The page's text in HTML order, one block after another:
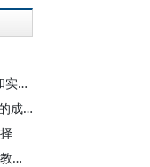
姜朝晖：教育“三大属性”的科学内涵和实践要求
朱汉国：70年来中国近代史学科建设的成就与新使命
姜朝晖，朱汉国：1930年代中期新旧教育二元并存格局初探